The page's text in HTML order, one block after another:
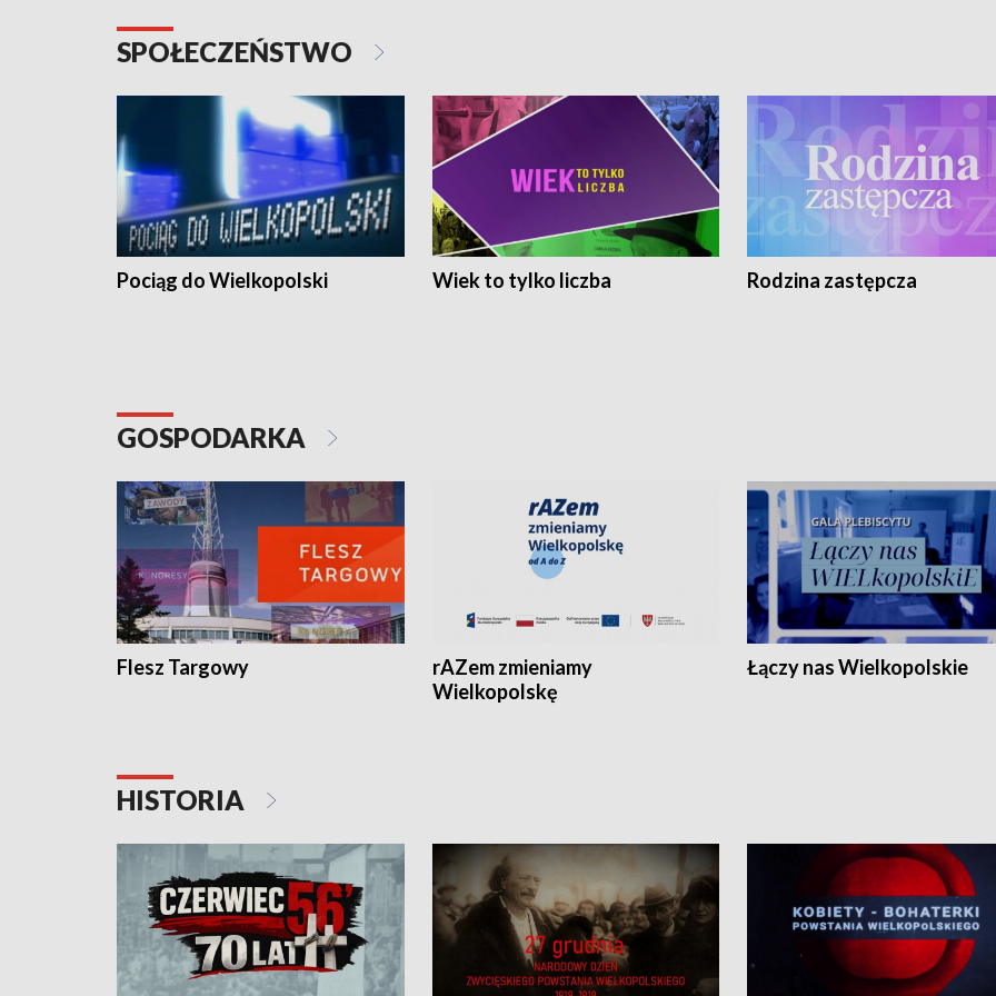
SPOŁECZEŃSTWO
Pociąg do Wielkopolski Wiek to tylko liczba Rodzina zastępcza
GOSPODARKA
Flesz Targowy
rAZem zmieniamy
Wielkopolskę
Łączy nas Wielkopolskie
HISTORIA